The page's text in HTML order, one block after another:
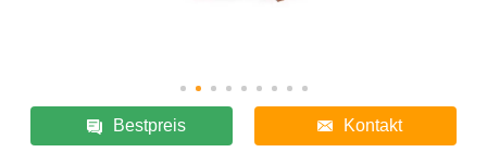
Bestpreis Kontakt